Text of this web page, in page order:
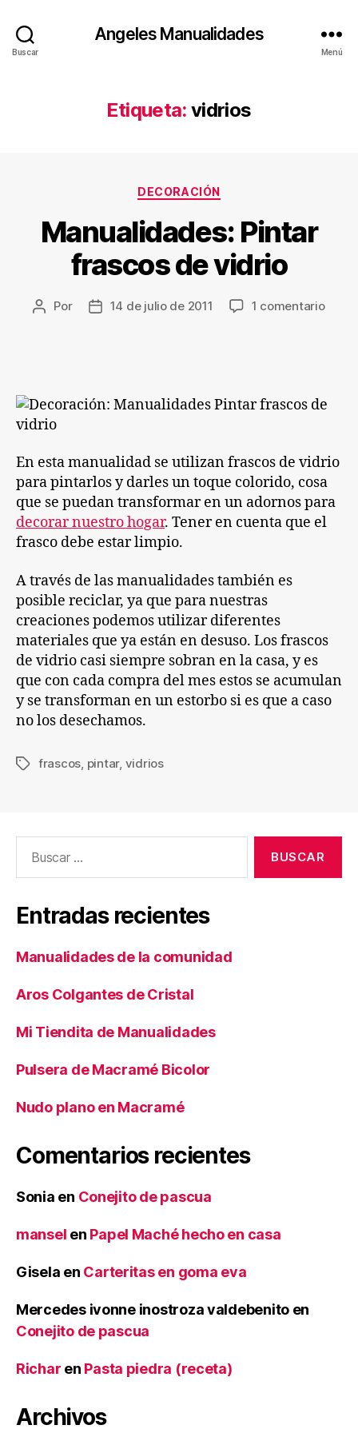
Buscar
Angeles Manualidades
Menú
Etiqueta: vidrios
Categorías
DECORACIÓN
Manualidades: Pintar
frascos de vidrio
Autor
Por
Fecha14 de julio de 2011 1 comentarioen
En esta manualidad se utilizan frascos de vidrio
para pintarlos y darles un toque colorido, cosa
que se puedan transformar en un adornos para
decorar nuestro hogar. Tener en cuenta que el
frasco debe estar limpio.
A través de las manualidades también es
posible reciclar, ya que para nuestras
creaciones podemos utilizar diferentes
materiales que ya están en desuso. Los frascos
de vidrio casi siempre sobran en la casa, y es
que con cada compra del mes estos se acumulan
y se transforman en un estorbo si es que a caso
no los desechamos.
Etiquetas
frascos pintar, vidrios
Entradas recientes
Manualidades de la comunidad
Aros Colgantes de Cristal
Mi Tiendita de Manualidades
Pulsera de Macramé Bicolor
Nudo plano en Macramé
Comentarios recientes
Sonia en Conejito de pascua
mansel en Papel Maché hecho en casa
Gisela en Carteritas en goma eva
Mercedes ivonne inostroza valdebenito en
Conejito de pascua
Richar en Pasta piedra (receta)
Archivos